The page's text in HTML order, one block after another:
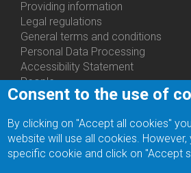
About
Us
Providing information
Legal regulations
General terms and conditions
Personal Data Processing
Accessibility Statement
Bottom
Contacts
People
Departments
Ph.D.Studies
Recruitments
Library
Consent to the use of
By clicking on "Accept all cookies"
website will use all cookies.
specific cookie and click on "Accept